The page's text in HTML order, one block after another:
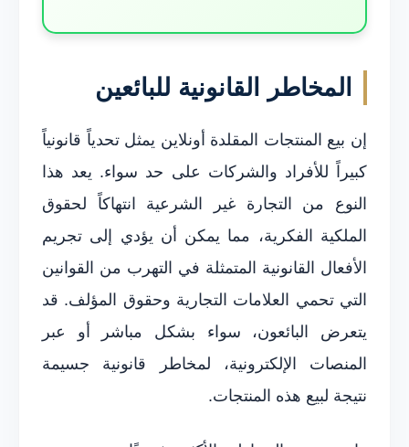
المخاطر القانونية للبائعين
إن بيع المنتجات المقلدة أونلاين يمثل تحدياً قانونياً
كبيراً للأفراد والشركات على حد سواء. يعد هذا
النوع من التجارة غير الشرعية انتهاكاً لحقوق
الملكية الفكرية، مما يمكن أن يؤدي إلى تجريم
الأفعال القانونية المتمثلة في التهرب من القوانين
التي تحمي العلامات التجارية وحقوق المؤلف. قد
يتعرض البائعون، سواء بشكل مباشر أو عبر
المنصات الإلكترونية، لمخاطر قانونية جسيمة
نتيجة لبيع هذه المنتجات.